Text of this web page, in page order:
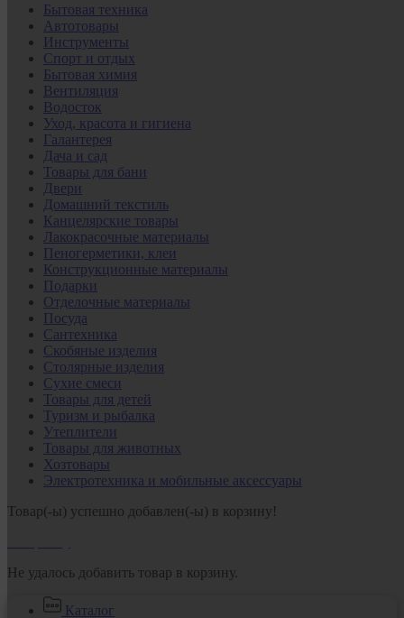
Бытовая техника
Автотовары
Инструменты
Спорт и отдых
Бытовая химия
Вентиляция
Водосток
Уход, красота и гигиена
Галантерея
Дача и сад
Товары для бани
Двери
Домашний текстиль
Канцелярские товары
Лакокрасочные материалы
Пеногерметики, клеи
Конструкционные материалы
Подарки
Отделочные материалы
Посуда
Сантехника
Скобяные изделия
Столярные изделия
Сухие смеси
Товары для детей
Туризм и рыбалка
Утеплители
Товары для животных
Хозтовары
Электротехника и мобильные аксессуары
Товар(-ы) успешно добавлен(-ы) в корзину!
Не удалось добавить товар в корзину.
Каталог